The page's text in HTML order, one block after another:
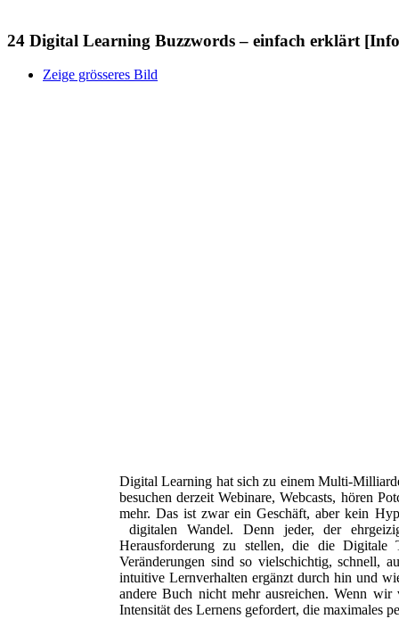
24 Digital Learning Buzzwords – einfach erklärt
Zeige grösseres Bild
Digital Learning hat sich zu einem Multi-
besuchen derzeit Webinare, Webcasts, hören
mehr. Das ist zwar ein Geschäft, aber kein
digitalen Wandel. Denn jeder, der
Herausforderung zu stellen, die die
Veränderungen sind so vielschichtig, schnell,
intuitive Lernverhalten ergänzt durch hin und
andere Buch nicht mehr ausreichen. Wenn wir
Intensität des Lernens gefordert, die maximales